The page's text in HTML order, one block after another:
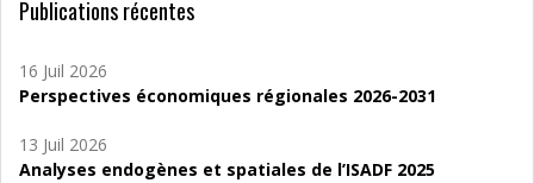
Publications récentes
16 Juil 2026
Perspectives économiques régionales 2026-2031
13 Juil 2026
Analyses endogènes et spatiales de l’ISADF 2025